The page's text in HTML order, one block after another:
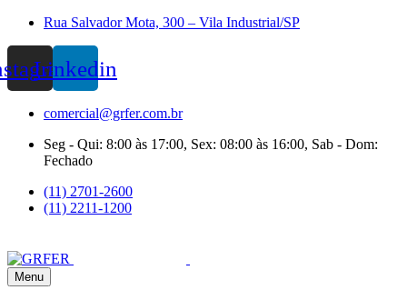
Rua Salvador Mota, 300 – Vila Industrial/SP
Linkedin
comercial@grfer.com.br
Seg - Qui: 8:00 às 17:00, Sex: 08:00 às 16:00, Sab - Dom:
Fechado
(11) 2701-2600
(11) 2211-1200
Menu